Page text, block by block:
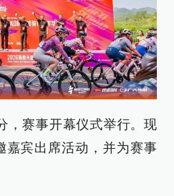
，赛事开幕仪式举行。现
嘉宾出席活动，并为赛事